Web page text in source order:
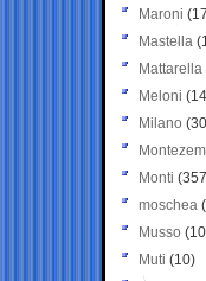
Maroni
Mastella
Mattarella
Meloni
Milano
Monti
moschea
Musso
Muti (10)